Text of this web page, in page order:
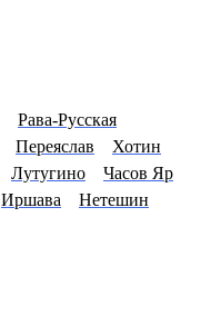
Рава-Русская
Переяслав
Хотин
Лутугино
Часов Яр
Иршава Нетешин